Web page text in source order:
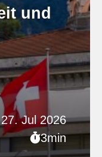
27. Jul 2026
3min
und